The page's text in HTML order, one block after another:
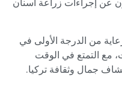
عن إجراءات زراعة أسنان
من الدرجة الأولى في
مع التمتع في الوقت
جمال وثقافة تركيا.